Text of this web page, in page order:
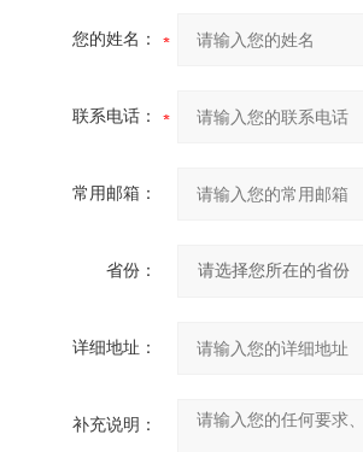
您的姓名：
联系电话：
常用邮箱：
省份：
详细地址：
补充说明：